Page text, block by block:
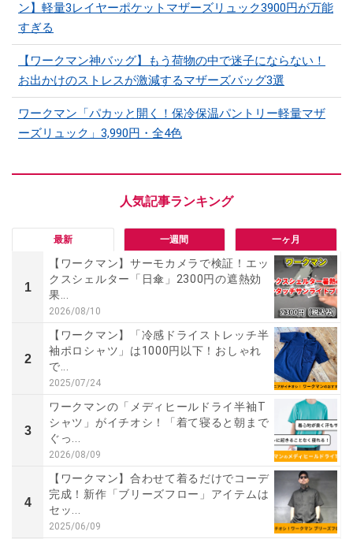
ン】軽量3レイヤーポケットマザーズリュック3900円が万能
すぎる
【ワークマン神バッグ】もう荷物の中で迷子にならない！
お出かけのストレスが激減するマザーズバッグ3選
ワークマン「パカッと開く！保冷保温パントリー軽量マザ
ーズリュック」3,990円・全4色
最新 一週間 一ヶ月
1
【ワークマン】サーモカメラで検証！エッ
クスシェルター「日傘」2300円の遮熱効
果...
2026/08/10
2
【ワークマン】「冷感ドライストレッチ半
袖ポロシャツ」は1000円以下！おしゃれ
で...
2025/07/24
3
ワークマンの「メディヒールドライ半袖T
シャツ」がイチオシ！「着て寝ると朝まで
ぐっ...
2026/08/09
4
【ワークマン】合わせて着るだけでコーデ
完成！新作「ブリーズフロー」アイテムは
セッ...
2025/06/09